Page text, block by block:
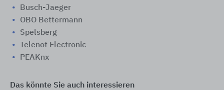
Busch-Jaeger
OBO Bettermann
Spelsberg
Telenot Electronic
PEAKnx
Das könnte Sie auch interessieren